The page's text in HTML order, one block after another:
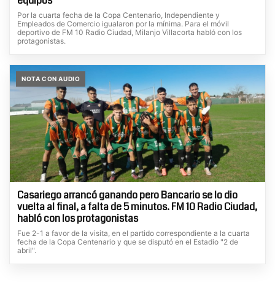
Por la cuarta fecha de la Copa Centenario, Independiente y
Empleados de Comercio igualaron por la mínima. Para el móvil
deportivo de FM 10 Radio Ciudad, Milanjo Villacorta habló con los
protagonistas.
NOTA CON AUDIO
Casariego arrancó ganando pero Bancario se lo dio
vuelta al final, a falta de 5 minutos. FM 10 Radio Ciudad,
habló con los protagonistas
Fue 2-1 a favor de la visita, en el partido correspondiente a la cuarta
fecha de la Copa Centenario y que se disputó en el Estadio "2 de
abril".